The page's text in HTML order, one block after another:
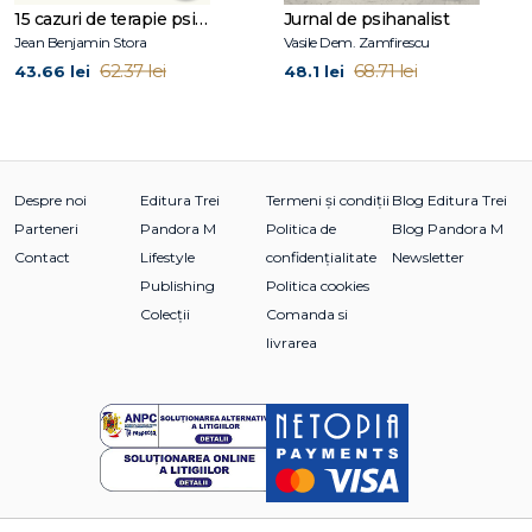
terapeutic
✔ Celor aflați într-un proces profund de dezvoltare
personală
15 cazuri de terapie psihosomatică
Jean Benjamin Stora
43.66 lei 62.37 lei
Jurnal de psihanalist
Vasile Dem. Zamfirescu
48.1 lei 68.71 lei
Despre noi
Parteneri
Contact
Editura Trei
Pandora M
Lifestyle
Publishing
Colecții
Termeni și condiții
Politica de
confidențialitate
Politica cookies
Comanda si
livrarea
Blog Editura Trei
Blog Pandora M
Newsletter